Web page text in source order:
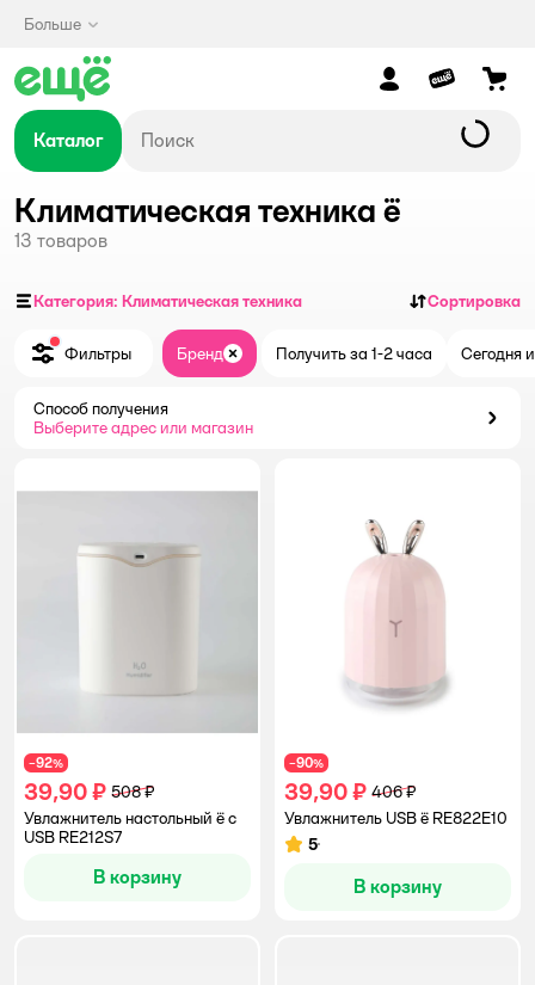
Больше
Каталог
Климатическая техника ё
13 товаров
Категория: Климатическая техника Сортировка
Фильтры Бренд ЗакрытьПолучить за 1-2 часа Сегодня
Способ получения
Выберите адрес или магазин
−92%
39,90 ₽ 508 ₽
Увлажнитель настольный ё с
USB RE212S7
В корзину
−90%
39,90 ₽ 406 ₽
Увлажнитель USB ё RE822E10
Рейтинг:
5
В корзину